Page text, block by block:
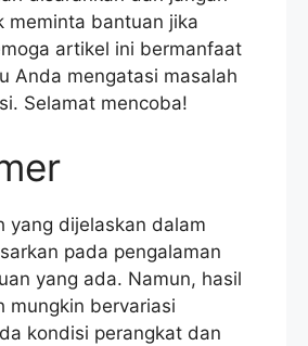
meminta bantuan jika
artikel ini bermanfaat
Anda mengatasi masalah
Selamat mencoba!
yang dijelaskan dalam
pada pengalaman
yang ada. Namun, hasil
mungkin bervariasi
kondisi perangkat dan